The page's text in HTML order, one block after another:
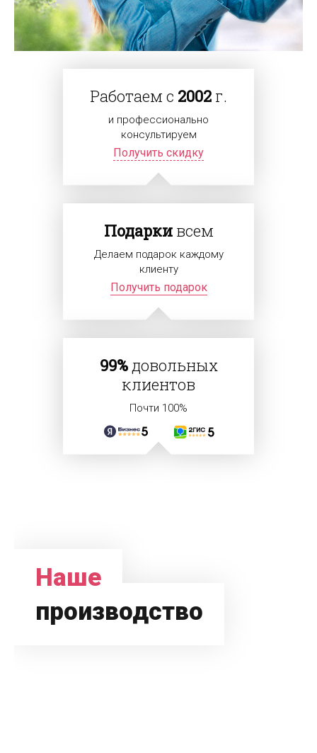
Работаем с 2002 г.
и профессионально
консультируем
Получить скидку
Подаркивсем
Делаем подарок каждому
клиенту
Получить подарок
99%довольных
клиентов
Почти 100%
Наше
производство